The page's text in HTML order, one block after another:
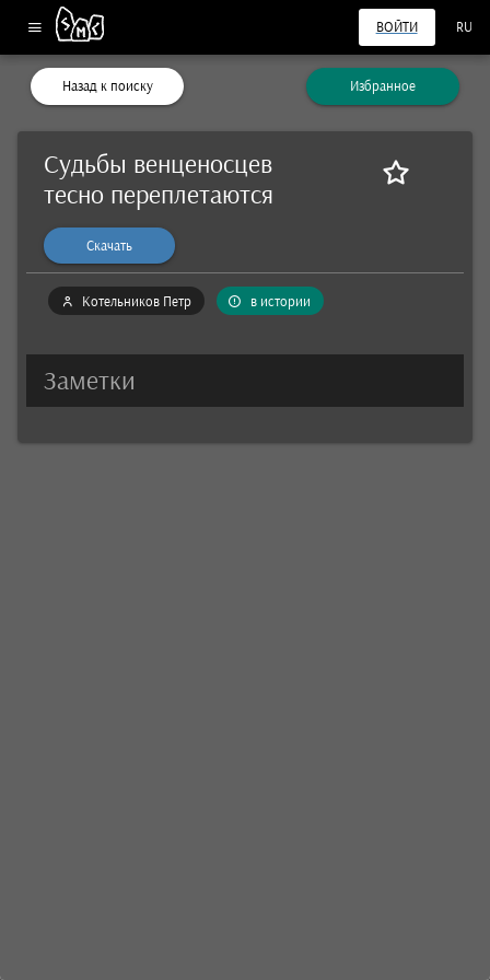
ВОЙТИ RU
Назад к поиску Избранное
Судьбы венценосцев
тесно переплетаются
Скачать
Котельников Петр в истории
Заметки